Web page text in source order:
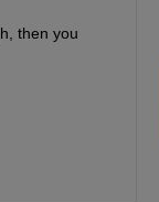
then you